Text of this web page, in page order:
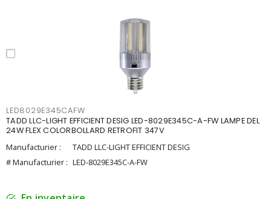
LED8029E345CAFW
TADD LLC-LIGHT EFFICIENT DESIG LED-8029E345C-A-FW LAMPE DEL
24W FLEX COLORBOLLARD RETROFIT 347V
Manufacturier :
TADD LLC-LIGHT EFFICIENT DESIG
# Manufacturier : LED-8029E345C-A-FW